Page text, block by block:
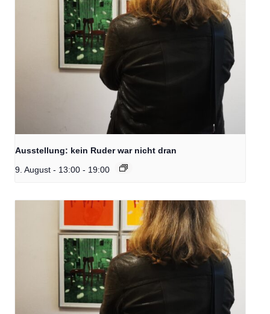
Ausstellung: kein Ruder war nicht dran
9. August - 13:00 - 19:00